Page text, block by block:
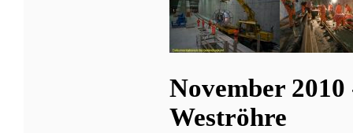
November
Weströhre